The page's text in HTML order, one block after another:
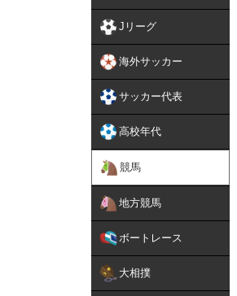
Jリーグ
海外サッカー
サッカー代表
高校年代
競馬
地方競馬
ボートレース
大相撲